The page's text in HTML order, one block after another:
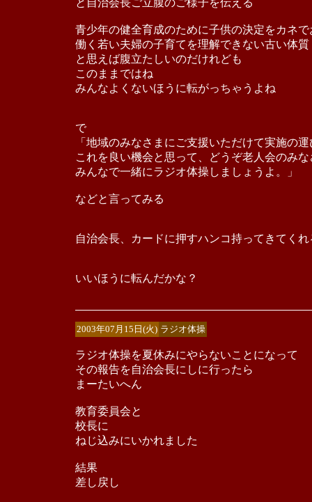
と自治会長ご立腹のご様子を伝える
青少年の健全育成のために子供の決定をカネ
働く若い夫婦の子育てを理解できない古い体質
と思えば腹立たしいのだけれども
このままではね
みんなよくないほうに転がっちゃうよね
で
「地域のみなさまにご支援いただけて実施の
これを良い機会と思って、どうぞ老人会のみ
みんなで一緒にラジオ体操しましょうよ。」
などと言ってみる
自治会長、カードに押すハンコ持ってきてくれ
いいほうに転んだかな？
2003年07月15日(火) ラジオ体操
ラジオ体操を夏休みにやらないことになって
その報告を自治会長にしに行ったら
まーたいへん
教育委員会と
校長に
ねじ込みにいかれました
結果
差し戻し